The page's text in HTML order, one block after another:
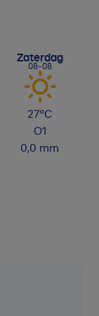
Zaterdag
08-08
27°C
O1
0,0 mm